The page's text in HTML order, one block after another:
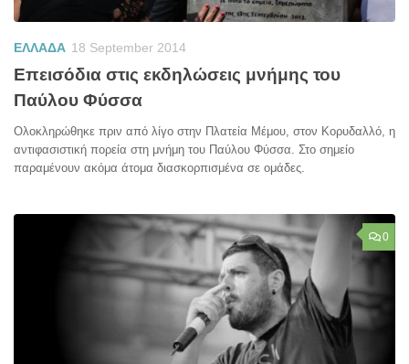
ΕΛΛΑΔΑ 18 September 2014
Επεισόδια στις εκδηλώσεις μνήμης του
Παύλου Φύσσα
Ολοκληρώθηκε πριν από λίγο στην Πλατεία Μέμου, στον Κορυδαλλό, η
αντιφασιστική πορεία στη μνήμη του Παύλου Φύσσα. Στο σημείο
παραμένουν ακόμα άτομα διασκορπισμένα σε ομάδες.
0